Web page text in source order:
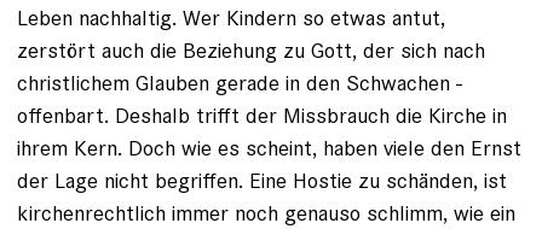
Leben nachhaltig. Wer Kindern so etwas antut,
zerstört auch die Beziehung zu Gott, der sich nach
christlichem Glauben gerade in den Schwachen ­
offenbart. Deshalb trifft der Missbrauch die Kirche in
ihrem Kern. Doch wie es scheint, haben viele den Ernst
der Lage nicht begriffen. Eine Hostie zu schänden, ist
kirchenrechtlich immer noch genauso schlimm, wie ein